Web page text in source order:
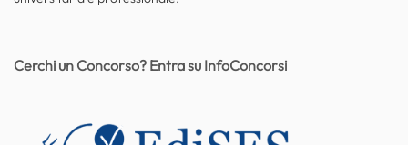
Cerchi un Concorso? Entra su InfoConcorsi